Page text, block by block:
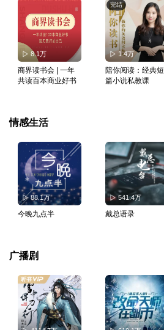
8.1万
商界读书会 | 一年
共读百本商业好书
1.4万
完结
陪你阅读：经典短
篇小说私教课
情感生活
88.1万
今晚九点半
541.4万
戴总语录
广播剧